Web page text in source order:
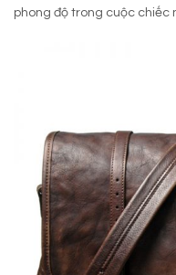
phong độ trong cuộc chiếc